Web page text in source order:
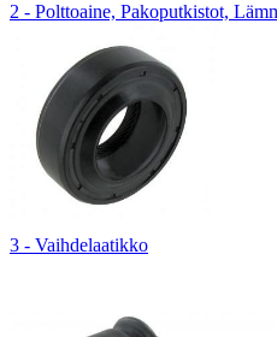
2 - Polttoaine, Pakoputkistot,
3 - Vaihdelaatikko